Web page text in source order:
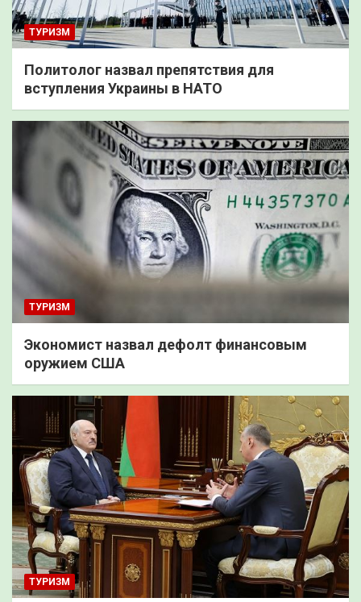
ТУРИЗМ
Политолог назвал препятствия для
вступления Украины в НАТО
ТУРИЗМ
Экономист назвал дефолт финансовым
оружием США
ТУРИЗМ